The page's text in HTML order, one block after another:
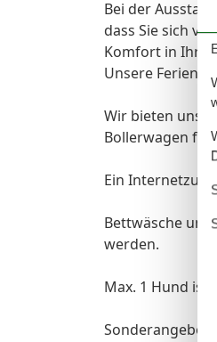
Bei der
dass Sie sich
Komfort in
Unsere
Wir bieten
Bollerwagen für
Ein
Bettwäsche
werden.
Max. 1 Hund ist